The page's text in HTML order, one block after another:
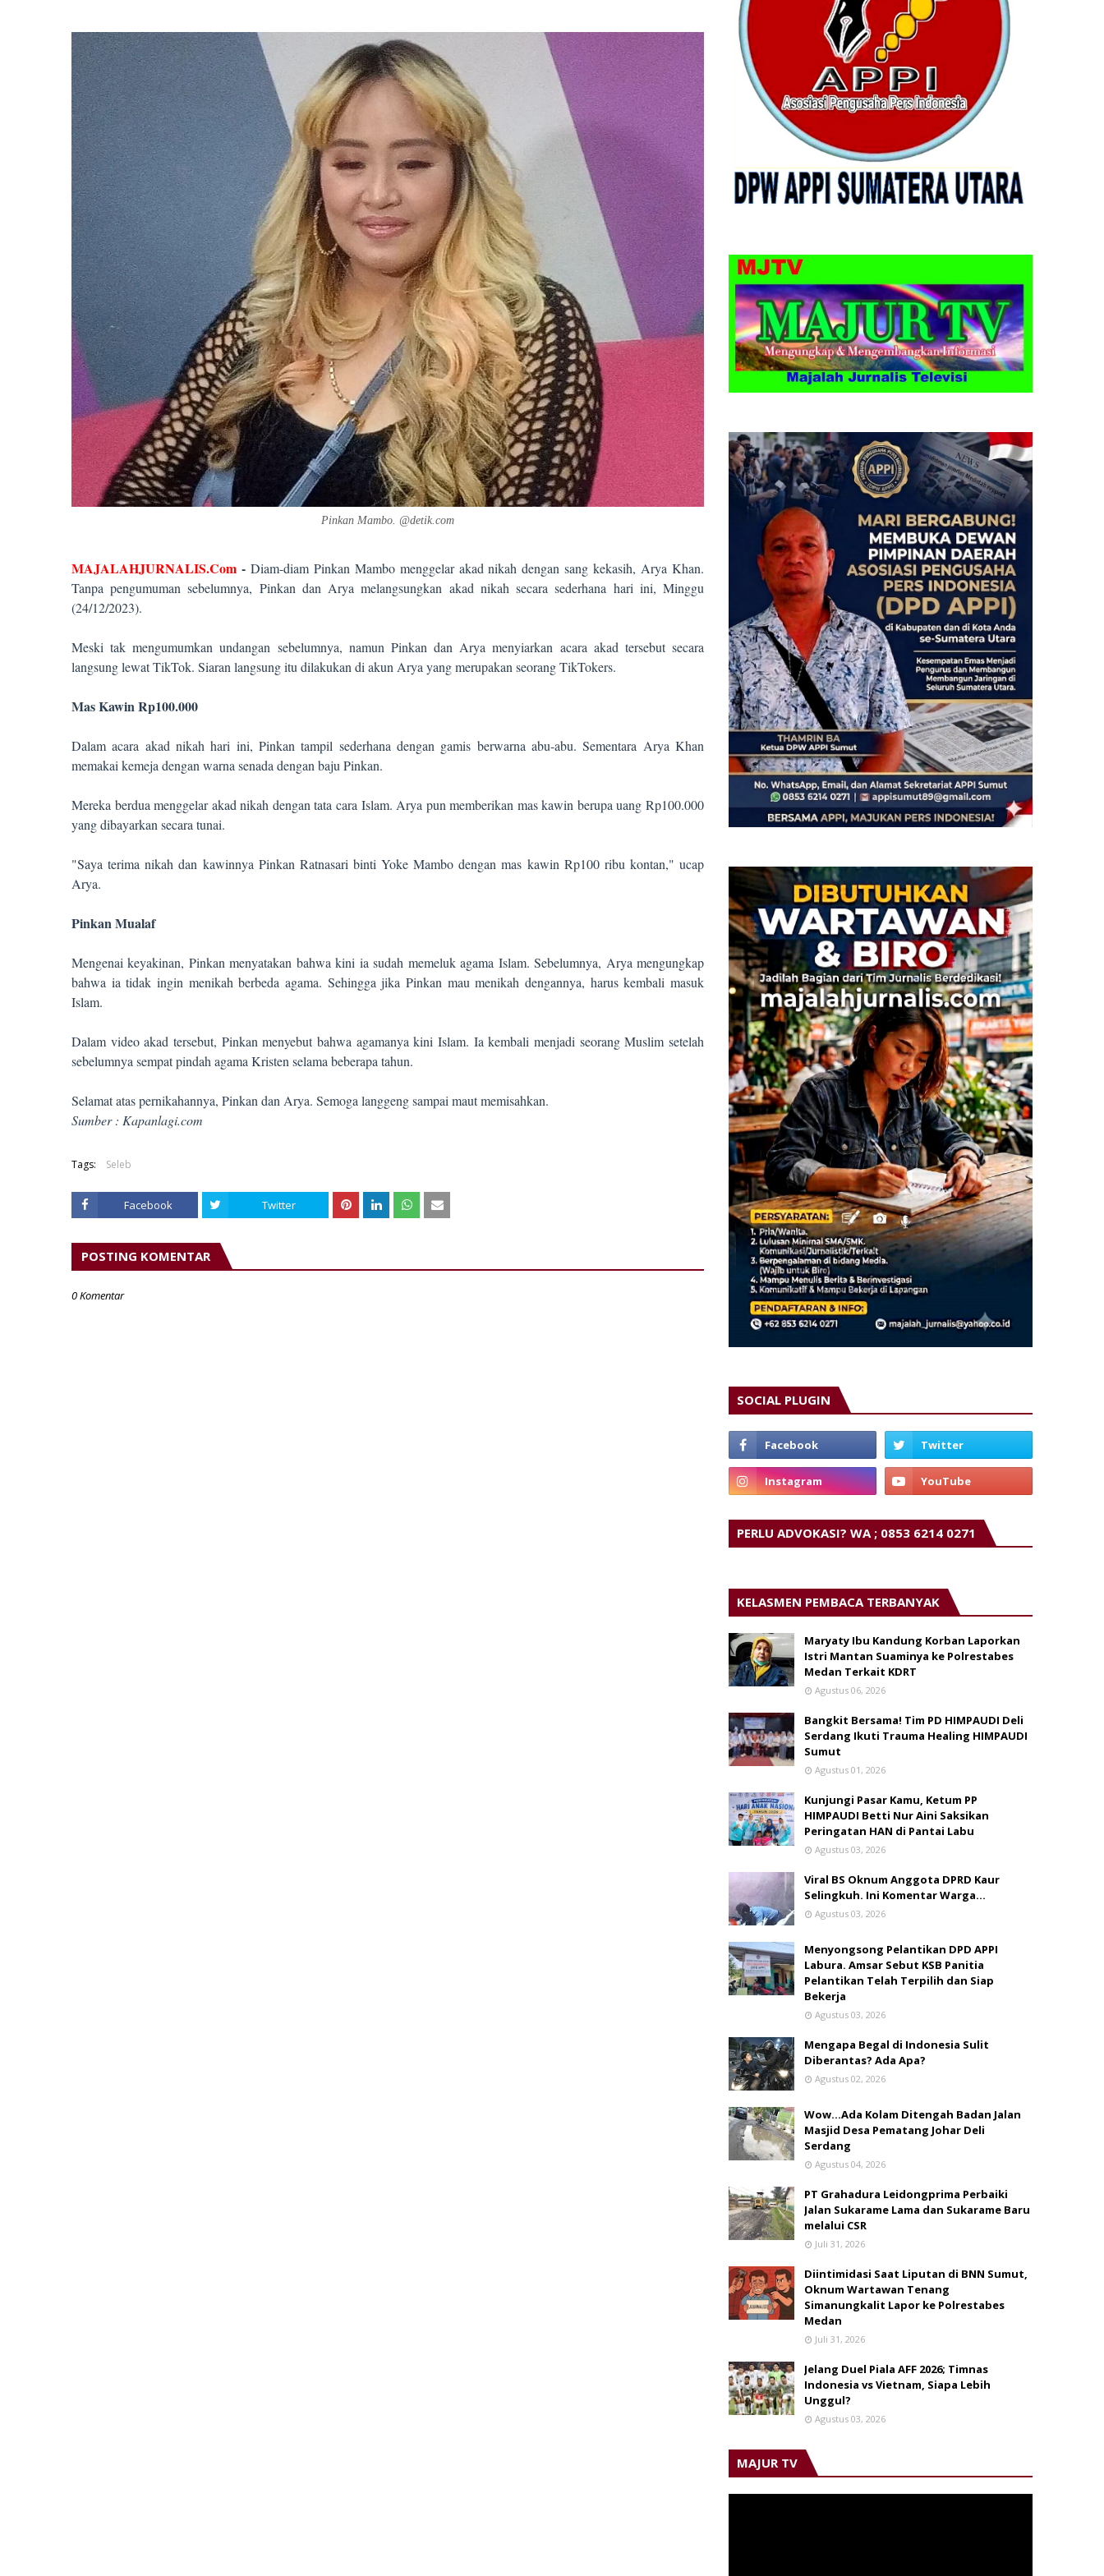
Pinkan Mambo. @detik.com
MAJALAHJURNALIS.Com -Diam-diam Pinkan Mambo menggelar akad nikah dengan sang kekasih, Arya Khan.
Tanpa pengumuman sebelumnya, Pinkan dan Arya melangsungkan akad nikah secara sederhana hari ini, Minggu
(24/12/2023).
Meski tak mengumumkan undangan sebelumnya, namun Pinkan dan Arya menyiarkan acara akad tersebut secara
langsung lewat TikTok. Siaran langsung itu dilakukan di akun Arya yang merupakan seorang TikTokers.
Mas Kawin Rp100.000
Dalam acara akad nikah hari ini, Pinkan tampil sederhana dengan gamis berwarna abu-abu. Sementara Arya Khan
memakai kemeja dengan warna senada dengan baju Pinkan.
Mereka berdua menggelar akad nikah dengan tata cara Islam. Arya pun memberikan mas kawin berupa uang Rp100.000
yang dibayarkan secara tunai.
"Saya terima nikah dan kawinnya Pinkan Ratnasari binti Yoke Mambo dengan mas kawin Rp100 ribu kontan," ucap
Arya.
Pinkan Mualaf
Mengenai keyakinan, Pinkan menyatakan bahwa kini ia sudah memeluk agama Islam. Sebelumnya, Arya mengungkap
bahwa ia tidak ingin menikah berbeda agama. Sehingga jika Pinkan mau menikah dengannya, harus kembali masuk
Islam.
Dalam video akad tersebut, Pinkan menyebut bahwa agamanya kini Islam. Ia kembali menjadi seorang Muslim setelah
sebelumnya sempat pindah agama Kristen selama beberapa tahun.
Selamat atas pernikahannya, Pinkan dan Arya. Semoga langgeng sampai maut memisahkan.
Sumber : Kapanlagi.com
Tags: Seleb
Facebook Twitter
POSTING KOMENTAR
0 Komentar
SOCIAL PLUGIN
PERLU ADVOKASI? WA ; 0853 6214 0271
KELASMEN PEMBACA TERBANYAK
Maryaty Ibu Kandung Korban Laporkan
Istri Mantan Suaminya ke Polrestabes
Medan Terkait KDRT
Agustus 06, 2026
Bangkit Bersama! Tim PD HIMPAUDI Deli
Serdang Ikuti Trauma Healing HIMPAUDI
Sumut
Agustus 01, 2026
Kunjungi Pasar Kamu, Ketum PP
HIMPAUDI Betti Nur Aini Saksikan
Peringatan HAN di Pantai Labu
Agustus 03, 2026
Viral BS Oknum Anggota DPRD Kaur
Selingkuh. Ini Komentar Warga…
Agustus 03, 2026
Menyongsong Pelantikan DPD APPI
Labura. Amsar Sebut KSB Panitia
Pelantikan Telah Terpilih dan Siap
Bekerja
Agustus 03, 2026
Mengapa Begal di Indonesia Sulit
Diberantas? Ada Apa?
Agustus 02, 2026
Wow...Ada Kolam Ditengah Badan Jalan
Masjid Desa Pematang Johar Deli
Serdang
Agustus 04, 2026
PT Grahadura Leidongprima Perbaiki
Jalan Sukarame Lama dan Sukarame Baru
melalui CSR
Juli 31, 2026
Diintimidasi Saat Liputan di BNN Sumut,
Oknum Wartawan Tenang
Simanungkalit Lapor ke Polrestabes
Medan
Juli 31, 2026
Jelang Duel Piala AFF 2026; Timnas
Indonesia vs Vietnam, Siapa Lebih
Unggul?
Agustus 03, 2026
MAJUR TV